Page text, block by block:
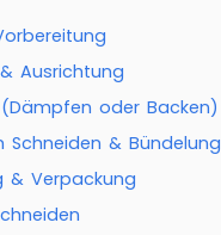
Ausrichtung
oder Backen)
Schneiden & Bündelung
& Verpackung